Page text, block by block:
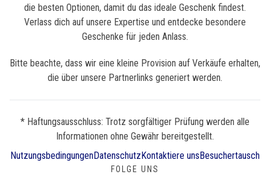
die besten Optionen, damit du das ideale Geschenk findest.
Verlass dich auf unsere Expertise und entdecke besondere
Geschenke für jeden Anlass.
Bitte beachte, dass wir eine kleine Provision auf Verkäufe erhalten,
die über unsere Partnerlinks generiert werden.
* Haftungsausschluss: Trotz sorgfältiger Prüfung werden alle
Informationen ohne Gewähr bereitgestellt.
NutzungsbedingungenDatenschutz Kontaktiere uns Besuchertausch
FOLGE UNS